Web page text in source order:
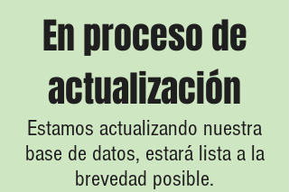
En proceso de
actualización
Estamos actualizando nuestra
base de datos, estará lista a la
brevedad posible.